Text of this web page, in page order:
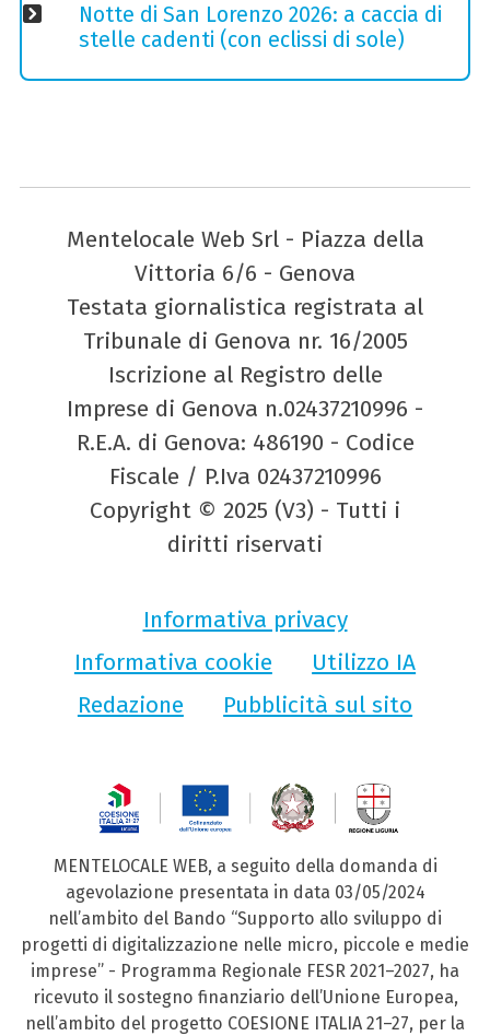
Notte di San Lorenzo 2026: a caccia di
stelle cadenti (con eclissi di sole)
Mentelocale Web Srl - Piazza della
Vittoria 6/6 - Genova
Testata giornalistica registrata al
Tribunale di Genova nr. 16/2005
Iscrizione al Registro delle
Imprese di Genova n.02437210996 -
R.E.A. di Genova: 486190 - Codice
Fiscale / P.Iva 02437210996
Copyright © 2025 (V3) - Tutti i
diritti riservati
Informativa privacy
Informativa cookie
Utilizzo IA
Redazione
Pubblicità sul sito
MENTELOCALE WEB, a seguito della domanda di
agevolazione presentata in data 03/05/2024
nell’ambito del Bando “Supporto allo sviluppo di
progetti di digitalizzazione nelle micro, piccole e medie
imprese” - Programma Regionale FESR 2021–2027, ha
ricevuto il sostegno finanziario dell’Unione Europea,
nell’ambito del progetto COESIONE ITALIA 21–27, per la